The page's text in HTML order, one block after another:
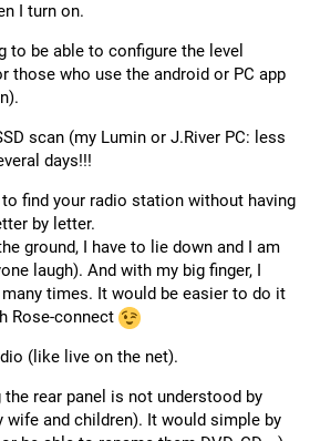
I turn on.
to be able to configure the level
those who use the android or PC app
scan (my Lumin or J.River PC: less
days!!!
find your radio station without having
by letter.
ground, I have to lie down and I am
laugh). And with my big finger, I
times. It would be easier to do it
Rose-connect
(like live on the net).
rear panel is not understood by
wife and children). It would simple by